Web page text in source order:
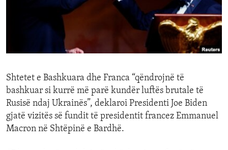
ENVIRONMENT AND HEALTH
IDEALS AND INSTITUTIONS
Shtetet e Bashkuara dhe Franca “qëndrojnë të
bashkuar si kurrë më parë kundër luftës brutale të
Rusisë ndaj Ukrainës”, deklaroi Presidenti Joe Biden
gjatë vizitës së fundit të presidentit francez Emmanuel
Macron në Shtëpinë e Bardhë.